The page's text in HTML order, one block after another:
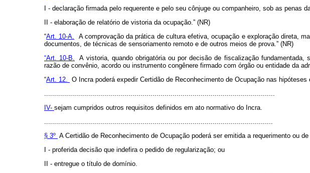
I - declaração firmada pelo requerente e pelo seu cônjuge ou companheiro, sob as penas
II - elaboração de relatório de vistoria da ocupação.” (NR)
“Art. 10-A. A comprovação da prática de cultura efetiva, ocupação e exploração direta,
documentos, de técnicas de sensoriamento remoto e de outros meios de prova.” (NR)
“Art. 10-B. A vistoria, quando obrigatória ou por decisão de fiscalização
razão de convênio, acordo ou instrumento congênere firmado com órgão ou entidade da
“Art. 12. O Incra poderá expedir Certidão de Reconhecimento de Ocupação nas
...................................................................................................................
IV- sejam cumpridos outros requisitos definidos em ato normativo do Incra.
..................................................................................................................
§ 3º A Certidão de Reconhecimento de Ocupação poderá ser emitida a requerimento ou
I - proferida decisão que indefira o pedido de regularização; ou
II - entregue o título de domínio.